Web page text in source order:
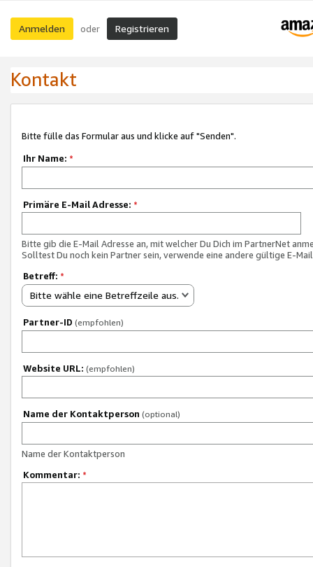
Anmelden oder Registrieren
Kontakt
Bitte fülle das Formular aus und klicke auf "Senden".
Ihr Name: *
Primäre E-Mail Adresse: *
Bitte gib die E-Mail Adresse an, mit welcher Du Dich im PartnerNet
Solltest Du noch kein Partner sein, verwende eine andere gültige E-
Betreff: *
Bitte wähle eine Betreffzeile aus.
Partner-ID (empfohlen)
Website URL: (empfohlen)
Name der Kontaktperson (optional)
Name der Kontaktperson
Kommentar: *